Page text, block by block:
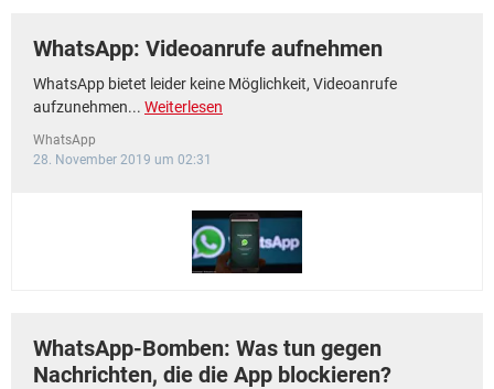
WhatsApp: Videoanrufe aufnehmen
WhatsApp bietet leider keine Möglichkeit, Videoanrufe
aufzunehmen... Weiterlesen
WhatsApp
28. November 2019 um 02:31
WhatsApp-Bomben: Was tun gegen
Nachrichten, die die App blockieren?